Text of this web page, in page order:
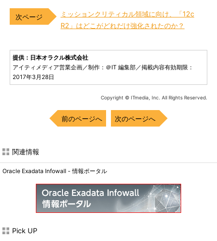
ミッションクリティカル領域に向け、「12c
R2」はどこがどれだけ強化されたのか？
提供：日本オラクル株式会社
アイティメディア営業企画／制作：＠IT 編集部／掲載内容有効期限：
2017年3月28日
Copyright © ITmedia, Inc. All Rights Reserved.
前のページへ 次のページへ
関連情報
Oracle Exadata Infowall - 情報ポータル
Pick UP